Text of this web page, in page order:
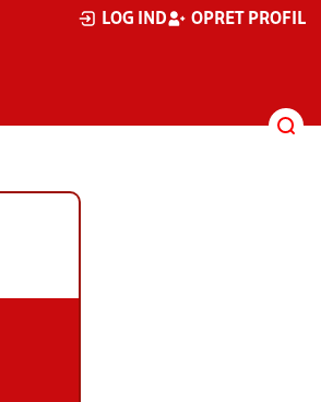
LOG IND OPRET PROFIL